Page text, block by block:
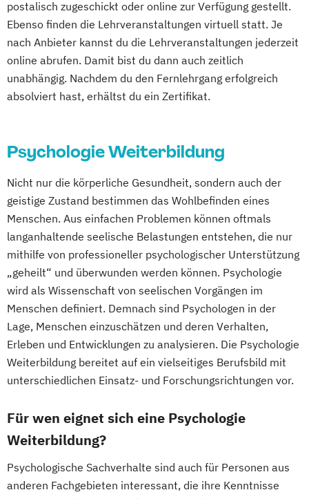
postalisch zugeschickt oder online zur Verfügung gestellt.
Ebenso finden die Lehrveranstaltungen virtuell statt. Je
nach Anbieter kannst du die Lehrveranstaltungen jederzeit
online abrufen. Damit bist du dann auch zeitlich
unabhängig. Nachdem du den Fernlehrgang erfolgreich
absolviert hast, erhältst du ein Zertifikat.
Psychologie Weiterbildung
Nicht nur die körperliche Gesundheit, sondern auch der
geistige Zustand bestimmen das Wohlbefinden eines
Menschen. Aus einfachen Problemen können oftmals
langanhaltende seelische Belastungen entstehen, die nur
mithilfe von professioneller psychologischer Unterstützung
„geheilt“ und überwunden werden können. Psychologie
wird als Wissenschaft von seelischen Vorgängen im
Menschen definiert. Demnach sind Psychologen in der
Lage, Menschen einzuschätzen und deren Verhalten,
Erleben und Entwicklungen zu analysieren. Die Psychologie
Weiterbildung bereitet auf ein vielseitiges Berufsbild mit
unterschiedlichen Einsatz- und Forschungsrichtungen vor.
Für wen eignet sich eine Psychologie
Weiterbildung?
Psychologische Sachverhalte sind auch für Personen aus
anderen Fachgebieten interessant, die ihre Kenntnisse